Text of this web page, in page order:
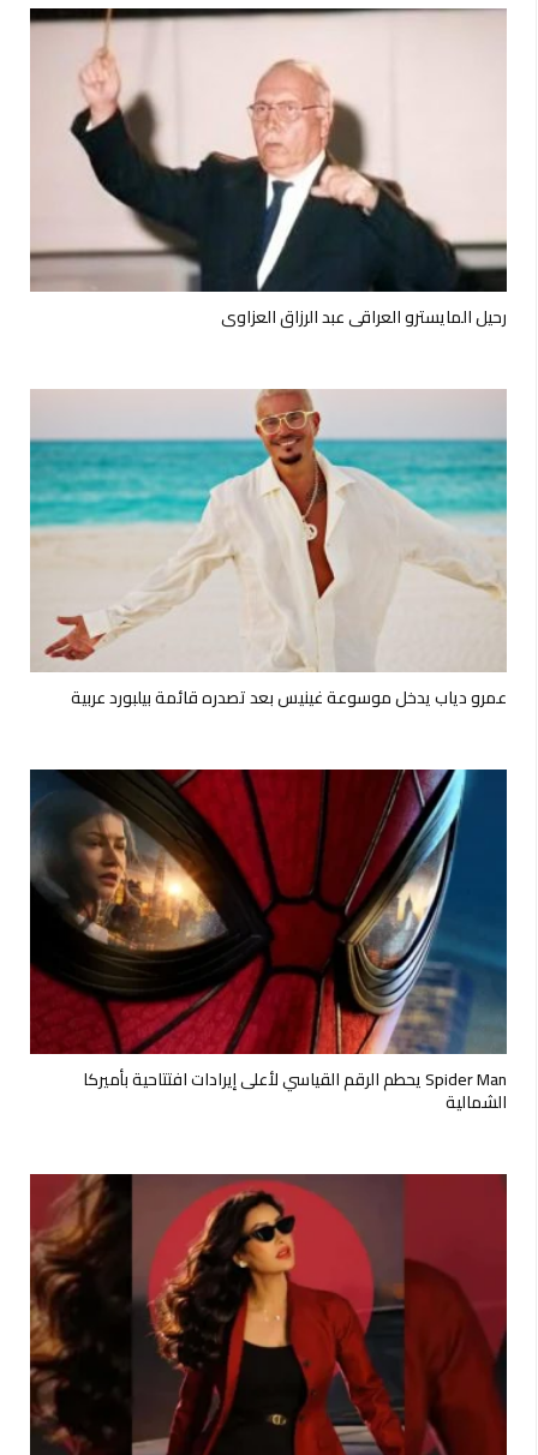
رحيل المايسترو العراقي عبد الرزاق العزاوي
عمرو دياب يدخل موسوعة غينيس بعد تصدره قائمة بيلبورد عربية
Spider Man يحطم الرقم القياسي لأعلى إيرادات افتتاحية بأميركا
الشمالية